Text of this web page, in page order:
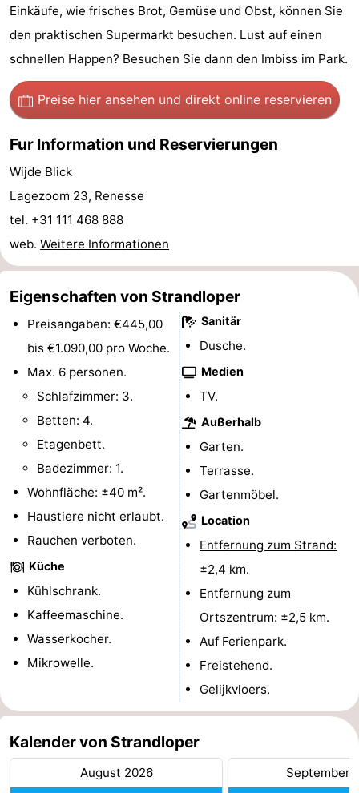
&
Städte
Natur
Führungen
Sport
-
Schwimmbader
-
Radfahren
Wandern
-
Golfplatze
Surfen
Sportangeln
Seehunden
Essen
trinken
Veranstaltungen
Praktisch
Forum
Route
Parken
Reisebuchshop
Adressen
Region
Südholland
-
Einkäufe, wie frisches Brot, Gemüse und Obst, können Sie
den praktischen Supermarkt besuchen. Lust auf einen
schnellen Happen? Besuchen Sie dann den Imbiss im Park.
Preise hier ansehen und direkt online reservieren
Fur Information und Reservierungen
Wijde Blick
Lagezoom 23, Renesse
tel. +31 111 468 888
web. Weitere Informationen
Eigenschaften von Strandloper
Preisangaben: €445,00
bis €1.090,00 pro Woche.
Max. 6 personen.
Schlafzimmer: 3.
Betten: 4.
Etagenbett.
Badezimmer: 1.
Wohnfläche: ±40 m².
Haustiere nicht erlaubt.
Rauchen verboten.
Küche
Kühlschrank.
Kaffeemaschine.
Wasserkocher.
Mikrowelle.
Sanitär
Dusche.
Medien
TV.
Außerhalb
Garten.
Terrasse.
Gartenmöbel.
Location
Entfernung zum Strand:
±2,4 km.
Entfernung zum
Ortszentrum: ±2,5 km.
Auf Ferienpark.
Freistehend.
Gelijkvloers.
Kalender von Strandloper
August 2026 September